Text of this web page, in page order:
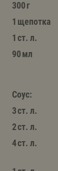
300 г
1 щепотка
1 ст. л.
90 мл
Соус:
3 ст. л.
2 ст. л.
4 ст. л.